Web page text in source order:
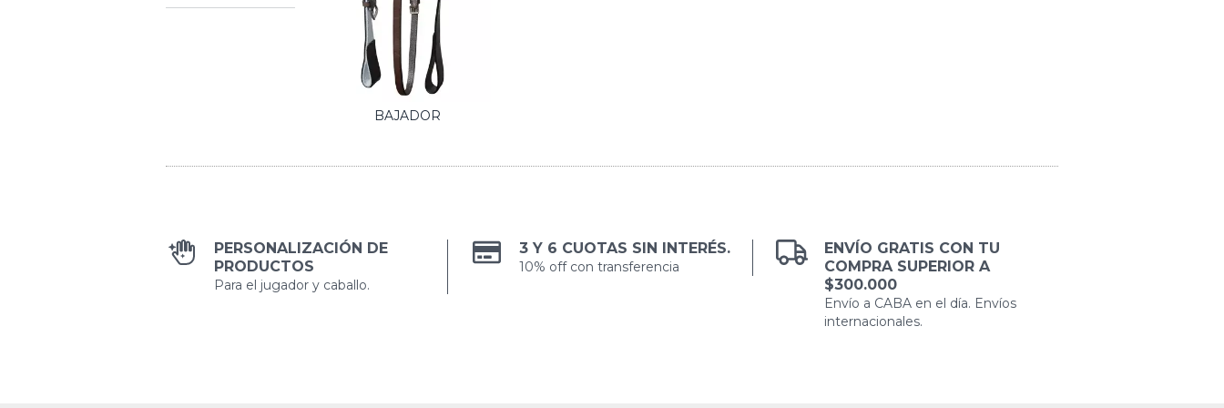
BAJADOR
PERSONALIZACIÓN DE
PRODUCTOS
Para el jugador y caballo.
3 Y 6 CUOTAS SIN INTERÉS.
10% off con transferencia
ENVÍO GRATIS CON TU
COMPRA SUPERIOR A
$300.000
Envío a CABA en el día. Envíos
internacionales.